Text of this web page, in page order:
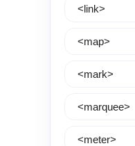
<link>
<map>
<mark>
<marquee>
<meter>